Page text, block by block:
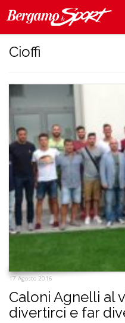
Cioffi
17 Agosto 2016
Caloni Agnelli al
divertirci e far